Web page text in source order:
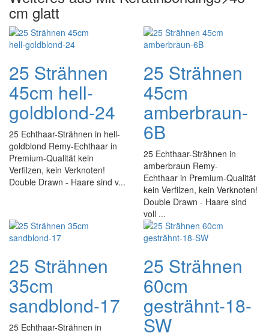
cm glatt
25 Strähnen
45cm hell-
goldblond-24
25 Echthaar-Strähnen in hell-
goldblond Remy-Echthaar in
Premium-Qualität kein
Verfilzen, kein Verknoten!
Double Drawn - Haare sind v...
25 Strähnen
45cm
amberbraun-
6B
25 Echthaar-Strähnen in
amberbraun Remy-
Echthaar in Premium-Qualität
kein Verfilzen, kein Verknoten!
Double Drawn - Haare sind
voll ...
25 Strähnen
35cm
sandblond-17
25 Echthaar-Strähnen in
25 Strähnen
60cm
gesträhnt-18-
SW